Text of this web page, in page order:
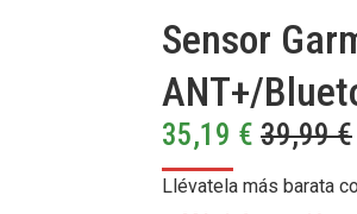
Sensor
ANT+/
35,19 € 39,99€
Llévatela más barata